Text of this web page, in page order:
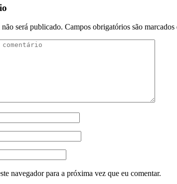
será publicado. Campos obrigatórios são marcados
navegador para a próxima vez que eu comentar.